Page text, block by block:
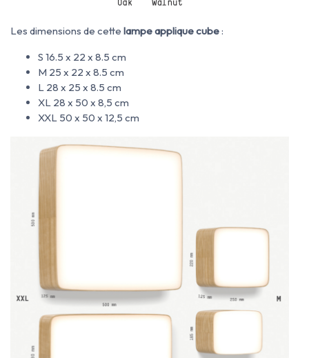
Les dimensions de cette lampe applique cube:
S 16.5 x 22 x 8.5 cm
M 25 x 22 x 8.5 cm
L 28 x 25 x 8.5 cm
XL 28 x 50 x 8,5 cm
XXL 50 x 50 x 12,5 cm